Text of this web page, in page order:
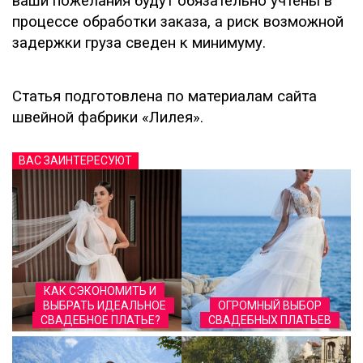
процессе обработки заказа, а риск возможной
задержки груза сведен к минимуму.
Статья подготовлена по материалам сайта
швейной фабрики «Лилея».
ВАС ЗАИНТЕРЕСУЮТ
КАК СЭКОНОМИТЬ И
ВЫБРАТЬ ИДЕАЛЬНОЕ
СВАДЕБНОЕ ПЛАТЬЕ?
ОГРОМНЫЙ ВЫБОР
СВАДЕБНЫХ ПЛАТЬЕВ